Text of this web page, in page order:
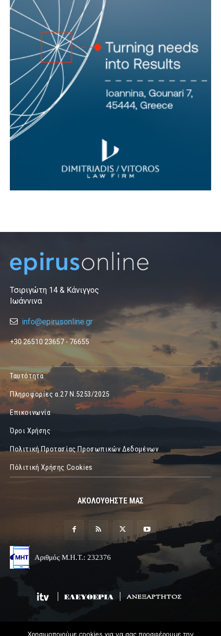
Τσιριγώτη 14 & Κάνιγγος
Ιωάννινα
info@epirusonline.gr
+30 26510 23657 - 76655
Ταυτότητα
Πληροφορίες α.27 Ν.5253/2025
Επικοινωνία
Όροι Χρήσης
Πολιτική Προτασίας Προσωπικών Δεδομένων
Πόλιτική Χρήσης Cookies
ΑΚΟΛΟΥΘΗΣΤΕ ΜΑΣ
Αριθμός Μ.Η.Τ.: 232376
Χρησιμοποιούμε cookies για να σας προσφέρουμε την